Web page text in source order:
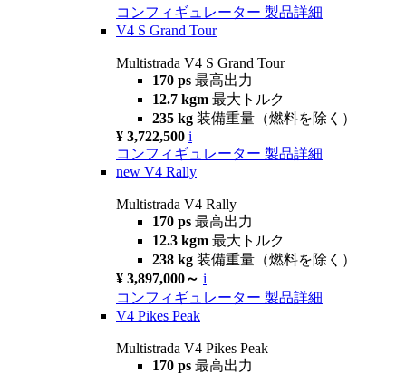
コンフィギュレーター 製品詳細
V4 S Grand Tour
Multistrada V4 S Grand Tour
170 ps 最高出力
12.7 kgm 最大トルク
235 kg 装備重量（燃料を除く）
¥ 3,722,500 i
コンフィギュレーター 製品詳細
new V4 Rally
Multistrada V4 Rally
170 ps 最高出力
12.3 kgm 最大トルク
238 kg 装備重量（燃料を除く）
¥ 3,897,000～ i
コンフィギュレーター 製品詳細
V4 Pikes Peak
Multistrada V4 Pikes Peak
170 ps 最高出力